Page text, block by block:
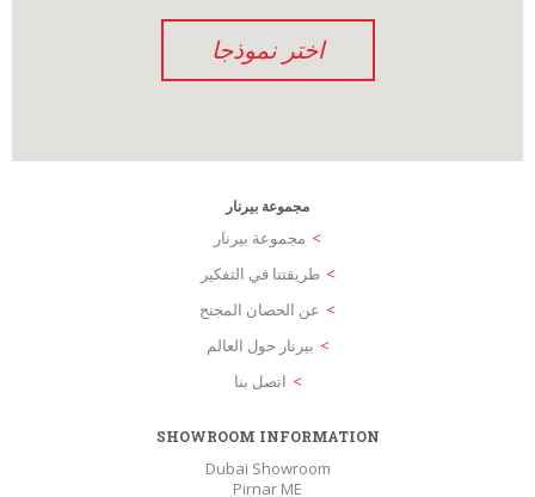
اختر نموذجا
مجموعة بيرنار
مجموعة بيرنار
طريقتنا في التفكير
عن الحصان المجنح
بيرنار حول العالم
اتصل بنا
SHOWROOM INFORMATION
Dubai Showroom
Pirnar ME